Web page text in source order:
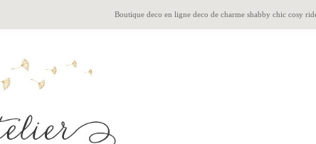
Boutique deco en ligne deco de charme shabby chic cosy